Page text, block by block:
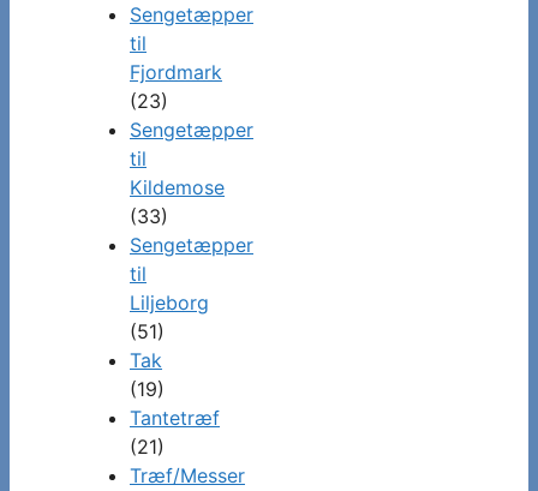
Sengetæpper
til
Fjordmark
(23)
Sengetæpper
til
Kildemose
(33)
Sengetæpper
til
Liljeborg
(51)
Tak
(19)
Tantetræf
(21)
Træf/Messer